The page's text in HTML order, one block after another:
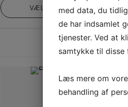
til
1.925,00 kr.
VÆLG MULIGHEDER
med data, du
de har indsamlet
tjenester. Ved at
samtykke til disse
Læs mere om
behandling af